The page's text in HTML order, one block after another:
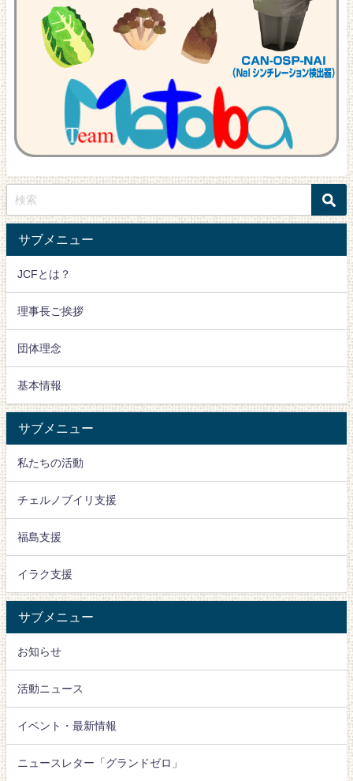
サブメニュー
JCFとは？
理事長ご挨拶
団体理念
基本情報
サブメニュー
私たちの活動
チェルノブイリ支援
福島支援
イラク支援
サブメニュー
お知らせ
活動ニュース
イベント・最新情報
ニュースレター「グランドゼロ」